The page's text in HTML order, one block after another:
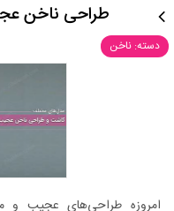
طراحی ناخن
دسته: ناخن
امروزه طراحی‌های عجیب و